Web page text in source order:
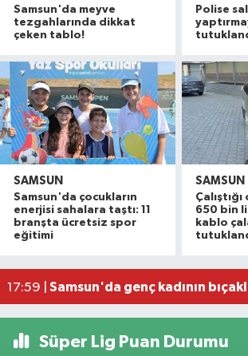
Samsun'da meyve
tezgahlarında dikkat
çeken tablo!
Polise
SAMSUN
Samsun'da çocukların
enerjisi sahalara taştı: 11
branşta ücretsiz spor
eğitimi
SAMSUN
650 bin
kablo
22:58 |İller Arası Muay Thai Açık
22:36 |Konteyner ev alevlere teslim
19:59 | NebiyanFest başladı: 7
17:59 | Samsun'da genç kadının
Süper Lig Puan Durumu